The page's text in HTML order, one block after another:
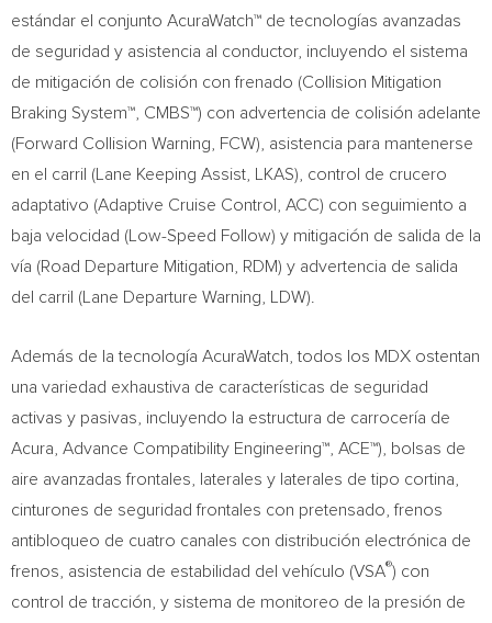
estándar el conjunto AcuraWatch™ de tecnologías avanzadas
de seguridad y asistencia al conductor, incluyendo el sistema
de mitigación de colisión con frenado (Collision Mitigation
Braking System™, CMBS™) con advertencia de colisión adelante
(Forward Collision Warning, FCW), asistencia para mantenerse
en el carril (Lane Keeping Assist, LKAS), control de crucero
adaptativo (Adaptive Cruise Control, ACC) con seguimiento a
baja velocidad (Low-Speed Follow) y mitigación de salida de la
vía (Road Departure Mitigation, RDM) y advertencia de salida
del carril (Lane Departure Warning, LDW).
Además de la tecnología AcuraWatch, todos los MDX ostentan
una variedad exhaustiva de características de seguridad
activas y pasivas, incluyendo la estructura de carrocería de
Acura, Advance Compatibility Engineering™, ACE™), bolsas de
aire avanzadas frontales, laterales y laterales de tipo cortina,
cinturones de seguridad frontales con pretensado, frenos
antibloqueo de cuatro canales con distribución electrónica de
frenos, asistencia de estabilidad del vehículo (VSA®) con
control de tracción, y sistema de monitoreo de la presión de